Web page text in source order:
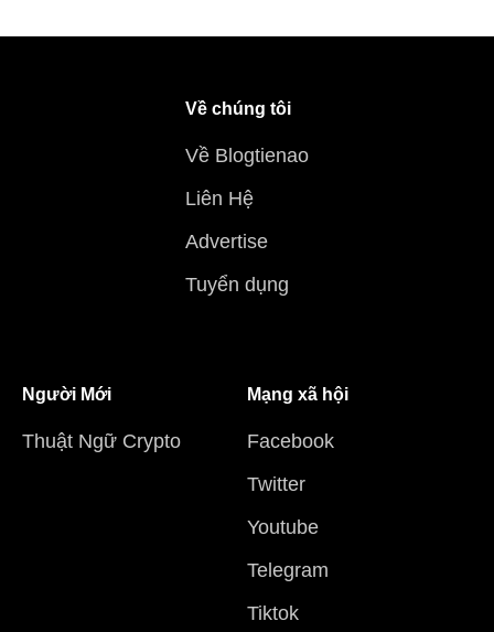
Về chúng tôi
Về Blogtienao
Liên Hệ
Advertise
Tuyển dụng
Người Mới
Thuật Ngữ Crypto
Mạng xã hội
Facebook
Twitter
Youtube
Telegram
Tiktok